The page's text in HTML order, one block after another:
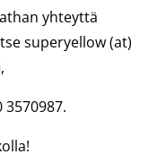
yhteyttä
superyellow (at)